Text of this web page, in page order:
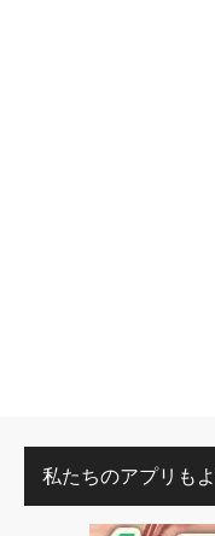
私たちのアプリも